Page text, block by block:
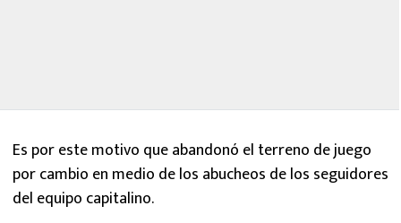
Es por este motivo que abandonó el terreno de juego
por cambio en medio de los abucheos de los seguidores
del equipo capitalino.